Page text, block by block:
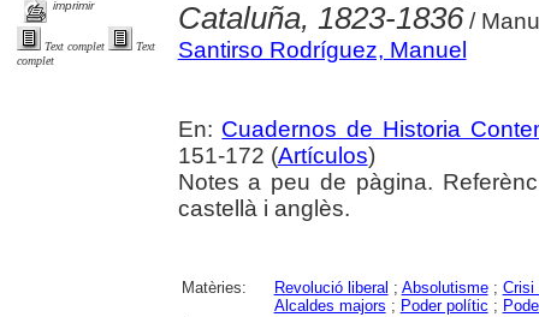
imprimir
Text complet
Text
complet
Cataluña, 1823-1836/
Santirso Rodríguez, Manuel
En: Cuadernos de Historia
151-172 (Artículos)
Notes a peu de pàgina.
castellà i anglès.
Matèries: Revolució liberal ; Absolutisme; Crisi
Alcaldes majors ; Poder polític ;